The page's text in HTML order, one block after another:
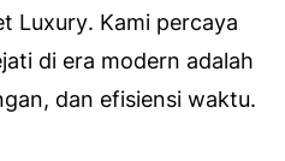
Luxury. Kami percaya
di era modern adalah
dan efisiensi waktu.